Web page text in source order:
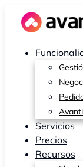
Servicios
Precios
Recursos